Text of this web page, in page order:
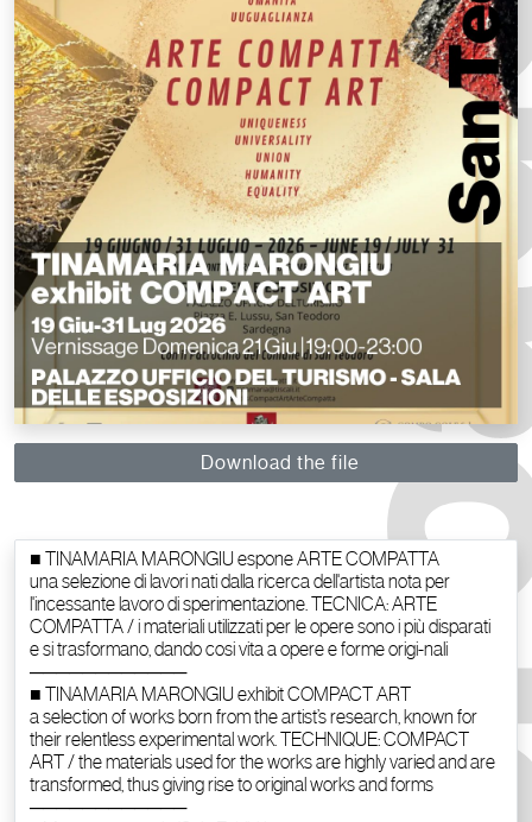
Download the file